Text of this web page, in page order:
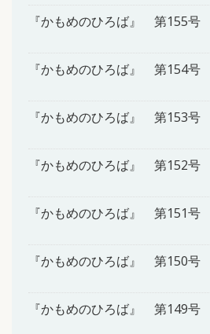
『かもめのひろば』 第155号
『かもめのひろば』 第154号
『かもめのひろば』 第153号
『かもめのひろば』 第152号
『かもめのひろば』 第151号
『かもめのひろば』 第150号
『かもめのひろば』 第149号